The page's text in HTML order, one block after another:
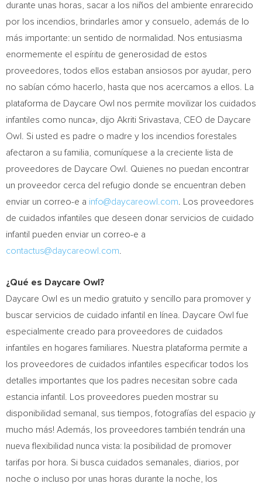
durante unas horas, sacar a los niños del ambiente enrarecido
por los incendios, brindarles amor y consuelo, además de lo
más importante: un sentido de normalidad. Nos entusiasma
enormemente el espíritu de generosidad de estos
proveedores, todos ellos estaban ansiosos por ayudar, pero
no sabían cómo hacerlo, hasta que nos acercamos a ellos. La
plataforma de Daycare Owl nos permite movilizar los cuidados
infantiles como nunca», dijo Akriti Srivastava, CEO de Daycare
Owl. Si usted es padre o madre y los incendios forestales
afectaron a su familia, comuníquese a la creciente lista de
proveedores de Daycare Owl. Quienes no puedan encontrar
un proveedor cerca del refugio donde se encuentran deben
enviar un correo-e a info@daycareowl.com . Los proveedores
de cuidados infantiles que deseen donar servicios de cuidado
infantil pueden enviar un correo-e a
contactus@daycareowl.com
¿Qué es Daycare Owl?
Daycare Owl es un medio gratuito y sencillo para promover y
buscar servicios de cuidado infantil en línea. Daycare Owl fue
especialmente creado para proveedores de cuidados
infantiles en hogares familiares. Nuestra plataforma permite a
los proveedores de cuidados infantiles especificar todos los
detalles importantes que los padres necesitan sobre cada
estancia infantil. Los proveedores pueden mostrar su
disponibilidad semanal, sus tiempos, fotografías del espacio ¡y
mucho más! Además, los proveedores también tendrán una
nueva flexibilidad nunca vista: la posibilidad de promover
tarifas por hora. Si busca cuidados semanales, diarios, por
noche o incluso por unas horas durante la noche, los